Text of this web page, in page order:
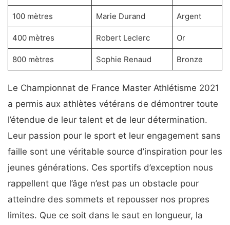
100 mètres Marie Durand Argent
400 mètres Robert Leclerc Or
800 mètres Sophie Renaud Bronze
Le Championnat de France Master Athlétisme 2021
a permis aux athlètes vétérans de démontrer toute
l’étendue de leur talent et de leur détermination.
Leur passion pour le sport et leur engagement sans
faille sont une véritable source d’inspiration pour les
jeunes générations. Ces sportifs d’exception nous
rappellent que l’âge n’est pas un obstacle pour
atteindre des sommets et repousser nos propres
limites. Que ce soit dans le saut en longueur, la